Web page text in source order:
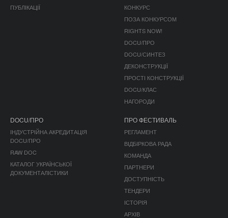
ПУБЛІКАЦІЇ
КОНКУРС
ПОЗА КОНКУРСОМ
RIGHTS NOW!
DOCU/ПРО
DOCU/СИНТЕЗ
ДЕКОНСТРУКЦІЇ
ПРОСТІ КОНСТРУКЦІЇ
DOCU/КЛАС
НАГОРОДИ
DOCU/ПРО
ІНДУСТРІЙНА АКРЕДИТАЦІЯ
DOCU/ПРО
RAW DOC
КАТАЛОГ УКРАЇНСЬКОЇ
ДОКУМЕНТАЛІСТИКИ
ПРО ФЕСТИВАЛЬ
РЕГЛАМЕНТ
ВІДБІРКОВА РАДА
КОМАНДА
ПАРТНЕРИ
ДОСТУПНІСТЬ
ТЕНДЕРИ
ІСТОРІЯ
АРХІВ